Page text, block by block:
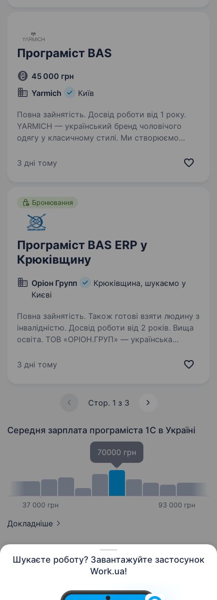
Шукаєте роботу? Завантажуйте застосунок
Work.ua!
Програміст BAS
45 000 грн
Yarmich
Київ
Повна зайнятість. Досвід роботи від 1 року.
YARMICH — український бренд чоловічого
одягу у класичному стилі. Ми створюємо
джентльменів, що об'єднані єдиними
3 дні тому
Бронювання
Програміст BAS ERP у
Крюківщину
Оріон Групп
Крюківщина, шукаємо у
Києві
Повна зайнятість. Також готові взяти людину з
інвалідністю. Досвід роботи від 2 років. Вища
освіта. ТОВ «ОРІОН.ГРУП» — українська
досвідом, що спеціалізується на проєктуванні,
підприємств харчової,…
3 дні тому
Стор. 1 з 3
Середня зарплата програміста 1C в Україні
37 000 грн
70000 грн
93 000 грн
Докладніше